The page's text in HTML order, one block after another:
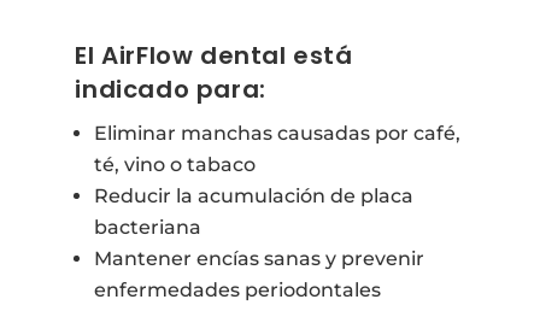
El AirFlow dental está
indicado para:
Eliminar manchas causadas por café,
té, vino o tabaco
Reducir la acumulación de placa
bacteriana
Mantener encías sanas y prevenir
enfermedades periodontales